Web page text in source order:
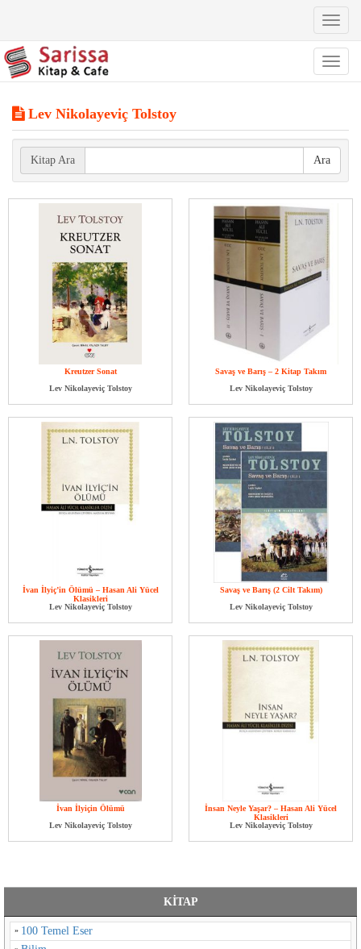
Toggle
Toggle
Lev Nikolayeviç Tolstoy
Kitap Ara Ara
Kreutzer Sonat
Lev Nikolayeviç Tolstoy
Savaş ve Barış – 2 Kitap Takım
Lev Nikolayeviç Tolstoy
İvan İlyiç’in Ölümü – Hasan Ali Yücel
Klasikleri
Lev Nikolayeviç Tolstoy
Savaş ve Barış (2 Cilt Takım)
Lev Nikolayeviç Tolstoy
İvan İlyiçin Ölümü
Lev Nikolayeviç Tolstoy
İnsan Neyle Yaşar? – Hasan Ali Yücel
Klasikleri
Lev Nikolayeviç Tolstoy
KİTAP
100 Temel Eser